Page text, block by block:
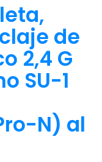
de
2,4 G
SU-1
N) al